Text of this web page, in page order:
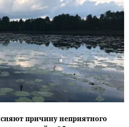
причину неприятного